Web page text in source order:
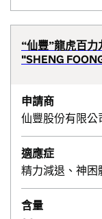
“仙豐”龍虎百力
"SHENG
申請商
仙豐股份有限公
適應症
精力減退、神困
含量